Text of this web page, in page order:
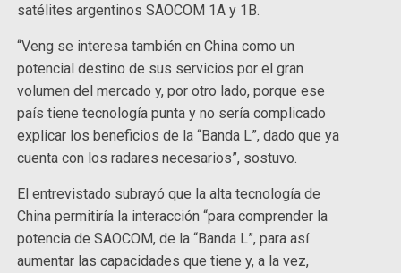
satélites argentinos SAOCOM 1A y 1B.
“Veng se interesa también en China como un
potencial destino de sus servicios por el gran
volumen del mercado y, por otro lado, porque ese
país tiene tecnología punta y no sería complicado
explicar los beneficios de la “Banda L”, dado que ya
cuenta con los radares necesarios”, sostuvo.
El entrevistado subrayó que la alta tecnología de
China permitiría la interacción “para comprender la
potencia de SAOCOM, de la “Banda L”, para así
aumentar las capacidades que tiene y, a la vez,